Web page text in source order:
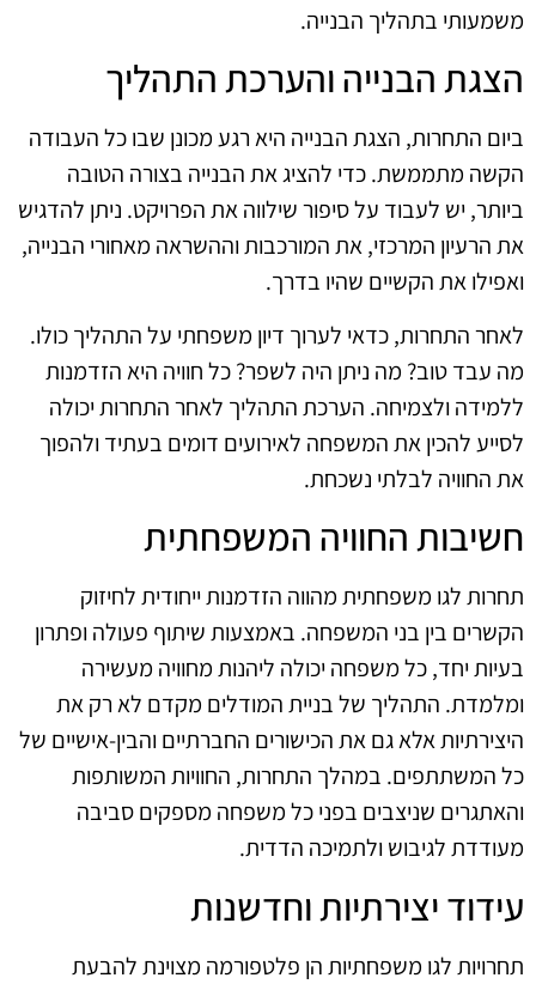
משמעותי בתהליך הבנייה.
הצגת הבנייה והערכת התהליך
ביום התחרות, הצגת הבנייה היא רגע מכונן שבו כל העבודה
הקשה מתממשת. כדי להציג את הבנייה בצורה הטובה
ביותר, יש לעבוד על סיפור שילווה את הפרויקט. ניתן להדגיש
את הרעיון המרכזי, את המורכבות וההשראה מאחורי הבנייה,
ואפילו את הקשיים שהיו בדרך.
לאחר התחרות, כדאי לערוך דיון משפחתי על התהליך כולו.
מה עבד טוב? מה ניתן היה לשפר? כל חוויה היא הזדמנות
ללמידה ולצמיחה. הערכת התהליך לאחר התחרות יכולה
לסייע להכין את המשפחה לאירועים דומים בעתיד ולהפוך
את החוויה לבלתי נשכחת.
חשיבות החוויה המשפחתית
תחרות לגו משפחתית מהווה הזדמנות ייחודית לחיזוק
הקשרים בין בני המשפחה. באמצעות שיתוף פעולה ופתרון
בעיות יחד, כל משפחה יכולה ליהנות מחוויה מעשירה
ומלמדת. התהליך של בניית המודלים מקדם לא רק את
היצירתיות אלא גם את הכישורים החברתיים והבין-אישיים של
כל המשתתפים. במהלך התחרות, החוויות המשותפות
והאתגרים שניצבים בפני כל משפחה מספקים סביבה
מעודדת לגיבוש ולתמיכה הדדית.
עידוד יצירתיות וחדשנות
תחרויות לגו משפחתיות הן פלטפורמה מצוינת להבעת